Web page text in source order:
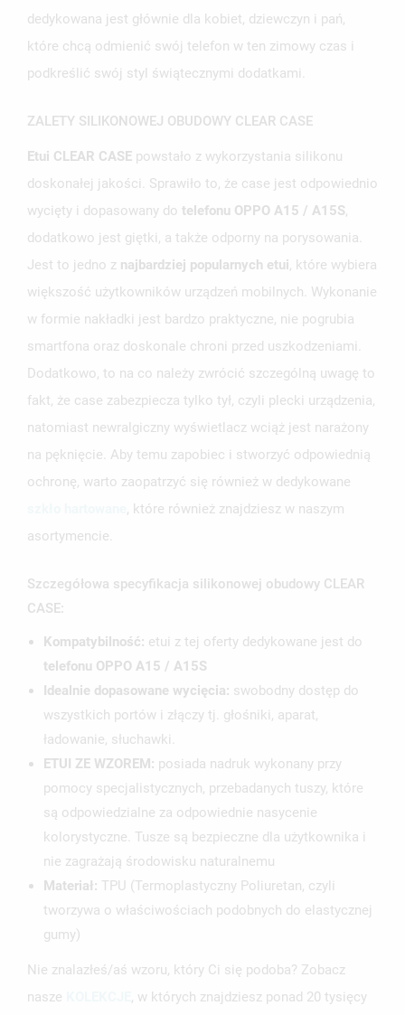
dedykowana jest głównie dla kobiet, dziewczyn i pań,
które chcą odmienić swój telefon w ten zimowy czas i
podkreślić swój styl świątecznymi dodatkami.
ZALETY SILIKONOWEJ OBUDOWY CLEAR CASE
Etui CLEAR CASE powstało z wykorzystania silikonu
doskonałej jakości. Sprawiło to, że case jest odpowiednio
wycięty i dopasowany do telefonu OPPO A15 / A15S,
dodatkowo jest giętki, a także odporny na porysowania.
Jest to jedno z najbardziej popularnych etui, które wybiera
większość użytkowników urządzeń mobilnych. Wykonanie
w formie nakładki jest bardzo praktyczne, nie pogrubia
smartfona oraz doskonale chroni przed uszkodzeniami.
Dodatkowo, to na co należy zwrócić szczególną uwagę to
fakt, że case zabezpiecza tylko tył, czyli plecki urządzenia,
natomiast newralgiczny wyświetlacz wciąż jest narażony
na pęknięcie. Aby temu zapobiec i stworzyć odpowiednią
ochronę, warto zaopatrzyć się również w dedykowane
, które również znajdziesz w naszym
asortymencie.
Szczegółowa specyfikacja silikonowej obudowy CLEAR
CASE:
Kompatybilność: etui z tej oferty dedykowane jest do
telefonu OPPO A15 / A15S
Idealnie dopasowane wycięcia: swobodny dostęp do
wszystkich portów i złączy tj. głośniki, aparat,
ładowanie, słuchawki.
ETUI ZE WZOREM: posiada nadruk wykonany przy
pomocy specjalistycznych, przebadanych tuszy, które
są odpowiedzialne za odpowiednie nasycenie
kolorystyczne. Tusze są bezpieczne dla użytkownika i
nie zagrażają środowisku naturalnemu
Materiał: TPU (Termoplastyczny Poliuretan, czyli
tworzywa o właściwościach podobnych do elastycznej
gumy)
Nie znalazłeś/aś wzoru, który Ci się podoba? Zobacz
nasze
, w których znajdziesz ponad 20 tysięcy
MOJE LISTY ŻYCZEŃ
add_circle_outline UTWÓRZ NOWĄ LISTĘ
UTWÓRZ LISTĘ ŻYCZEŃ
NAZWA LISTY ŻYCZEŃ
ANULUJ UTWÓRZ LISTĘ ŻYCZEŃ
MUSISZ BYĆ ZALOGOWANY BY ZAPISAĆ PRODUKTY NA
SWOJEJ LIŚCIE ŻYCZEŃ.
ANULUJ ZALOGUJ SIĘ